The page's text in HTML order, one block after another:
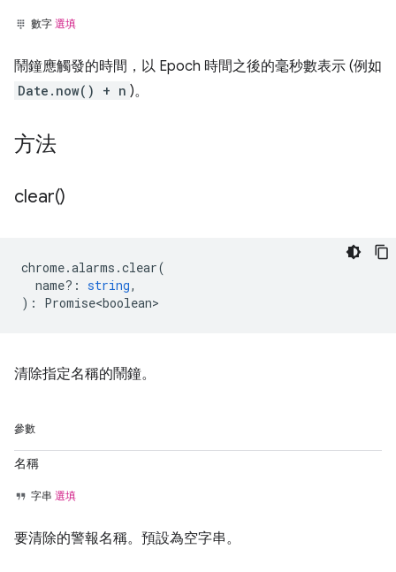
數字 選填
鬧鐘應觸發的時間，以 Epoch 時間之後的毫秒數表示 (例如
Date.now() + n )。
方法
clear()
chrome.alarms .clear(
name? : string,
) : Promise<boolean>
清除指定名稱的鬧鐘。
參數
名稱
字串 選填
要清除的警報名稱。預設為空字串。